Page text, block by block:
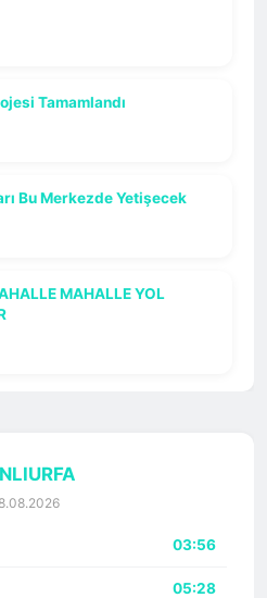
Tamamlandı
Bu Merkezde Yetişecek
MAHALLE YOL
03:56
05:28